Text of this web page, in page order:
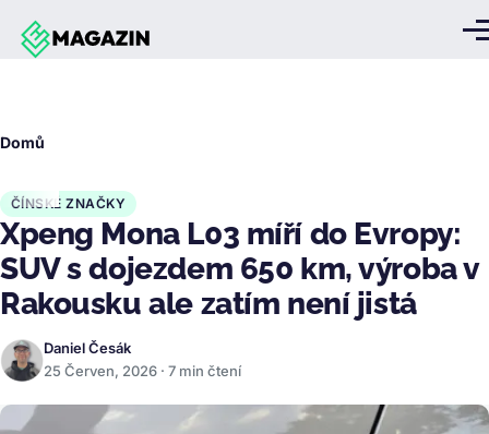
Přejít k hlavnímu obsahu
Domů
ČÍNSKÉ ZNAČKY
Xpeng Mona L03 míří do Evropy:
SUV s dojezdem 650 km, výroba v
Rakousku ale zatím není jistá
Daniel Česák
25 Červen, 2026 · 7 min čtení